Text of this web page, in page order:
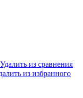
Удалить из сравнения
из избранного